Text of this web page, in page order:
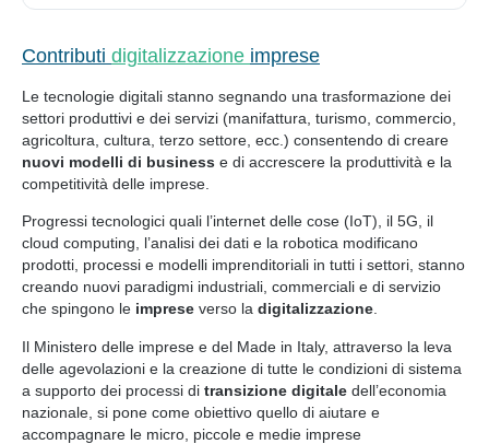
Contributi digitalizzazione imprese
Le tecnologie digitali stanno segnando una trasformazione dei
settori produttivi e dei servizi (manifattura, turismo, commercio,
agricoltura, cultura, terzo settore, ecc.) consentendo di creare
nuovi modelli di business e di accrescere la produttività e la
competitività delle imprese.
Progressi tecnologici quali l’internet delle cose (IoT), il 5G, il
cloud computing, l’analisi dei dati e la robotica modificano
prodotti, processi e modelli imprenditoriali in tutti i settori, stanno
creando nuovi paradigmi industriali, commerciali e di servizio
che spingono le imprese verso la digitalizzazione.
Il Ministero delle imprese e del Made in Italy, attraverso la leva
delle agevolazioni e la creazione di tutte le condizioni di sistema
a supporto dei processi di transizione digitale dell’economia
nazionale, si pone come obiettivo quello di aiutare e
accompagnare le micro, piccole e medie imprese